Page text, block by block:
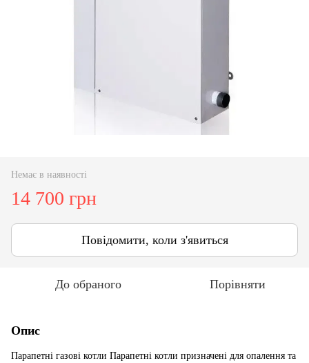
Немає в наявності
14 700 грн
Повідомити, коли з'явиться
До обраного Порівняти
Опис
Парапетні газові котли Парапетні котли призначені для опалення та